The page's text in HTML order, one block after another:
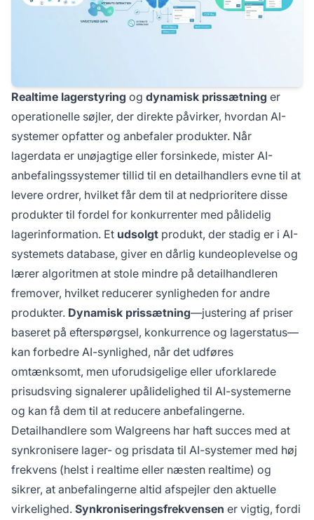
Realtime lagerstyring og dynamisk prissætning er
operationelle søjler, der direkte påvirker, hvordan AI-
systemer opfatter og anbefaler produkter. Når
lagerdata er unøjagtige eller forsinkede, mister AI-
anbefalingssystemer tillid til en detailhandlers evne til at
levere ordrer, hvilket får dem til at nedprioritere disse
produkter til fordel for konkurrenter med pålidelig
lagerinformation. Et udsolgt produkt, der stadig er i AI-
systemets database, giver en dårlig kundeoplevelse og
lærer algoritmen at stole mindre på detailhandleren
fremover, hvilket reducerer synligheden for andre
produkter. Dynamisk prissætning—justering af priser
baseret på efterspørgsel, konkurrence og lagerstatus—
kan forbedre AI-synlighed, når det udføres
omtænksomt, men uforudsigelige eller uforklarede
prisudsving signalerer upålidelighed til AI-systemerne
og kan få dem til at reducere anbefalingerne.
Detailhandlere som Walgreens har haft succes med at
synkronisere lager- og prisdata til AI-systemer med høj
frekvens (helst i realtime eller næsten realtime) og
sikrer, at anbefalingerne altid afspejler den aktuelle
virkelighed. Synkroniseringsfrekvensen er vigtig, fordi